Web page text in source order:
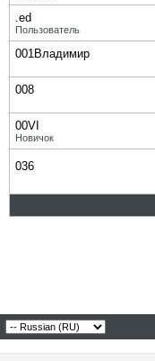
.ed
Пользователь
001Владимир
008
00VI
Новичок
036